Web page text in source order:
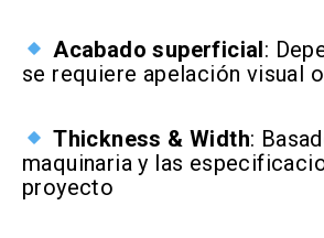
Acabado superficial:
se requiere apelación visual
Thickness & Width:
maquinaria y las
proyecto